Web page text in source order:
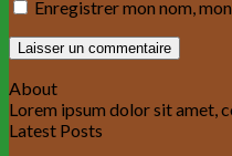
Enregistrer mon nom,
About
Lorem ipsum dolor sit amet,
Latest Posts